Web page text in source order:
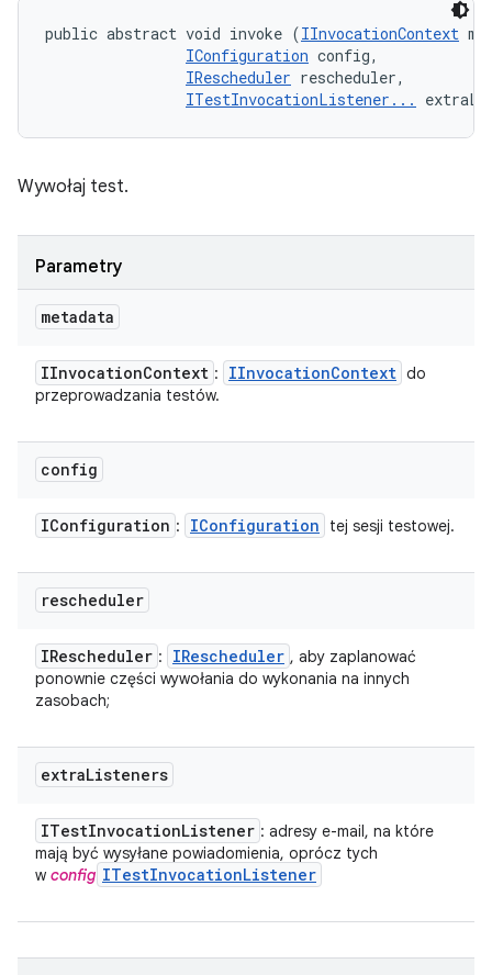
public abstract void invoke (IInvocationContext
IConfiguration config,
IRescheduler rescheduler,
ITestInvocationListener...
Wywołaj test.
Parametry
metadata
IInvocationContext : IInvocationContext do
przeprowadzania testów.
config
IConfiguration : IConfiguration tej sesji testowej.
rescheduler
IRescheduler : IRescheduler , aby zaplanować
ponownie części wywołania do wykonania na innych
zasobach;
extraListeners
ITestInvocationListener : adresy e-mail, na które
mają być wysyłane powiadomienia, oprócz tych
w config ITestInvocationListener